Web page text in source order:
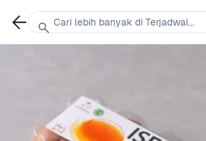
Cari lebih banyak di Terjadwal...